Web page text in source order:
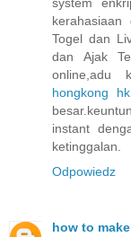
kerahasiaan
Togel dan
dan Ajak
online,adu
hongkong
instant
ketinggalan.
Odpowiedz
how to